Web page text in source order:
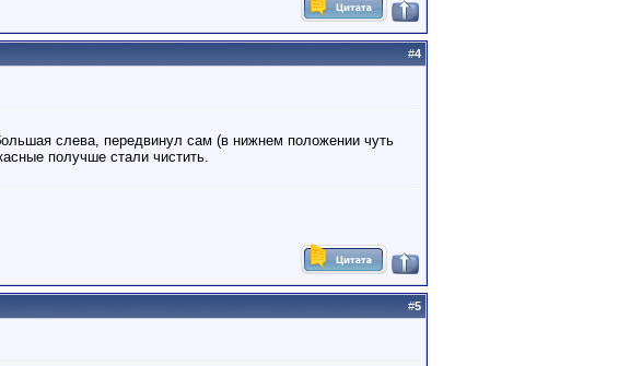
#4
слева, передвинул сам (в нижнем положении чуть
получше стали чистить.
#5